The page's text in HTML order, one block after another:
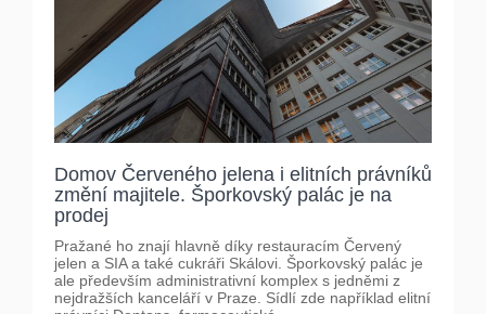
Domov Červeného jelena i elitních právníků
změní majitele. Šporkovský palác je na
prodej
Pražané ho znají hlavně díky restauracím Červený
jelen a SIA a také cukráři Skálovi. Šporkovský palác je
ale především administrativní komplex s jedněmi z
nejdražších kanceláří v Praze. Sídlí zde například elitní